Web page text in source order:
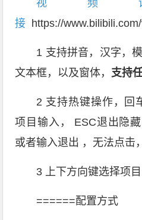
视频
接 https://
1 支持拼音，汉字，
文本框，以及窗体，支持
2 支持热键操作，回
项目输入， ESC退出隐
或者输入退出 ，无法点击，
3 上下方向键选择项
======配置方式